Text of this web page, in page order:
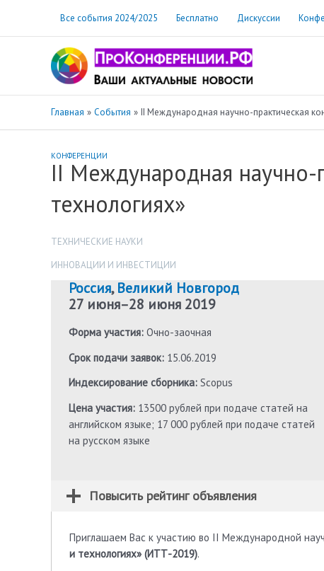
содержимому
Все события 2024/2025 Бесплатно Дискуссии
Главная События II Международная научно-практическая
КОНФЕРЕНЦИИ
II Международная научно-
технологиях»
ТЕХНИЧЕСКИЕ НАУКИ
ИННОВАЦИИ И ИНВЕСТИЦИИ
Россия,Великий Новгород
27 июня–28 июня 2019
Форма участия: Очно-заочная
Срок подачи заявок: 15.06.2019
Индексирование сборника: Scopus
Цена участия: 13500 рублей при подаче статей на
английском языке; 17 000 рублей при подаче статей
на русском языке
Повысить рейтинг объявления
Приглашаем Вас к участию во II Международной
и технологиях» (ИТТ-2019).